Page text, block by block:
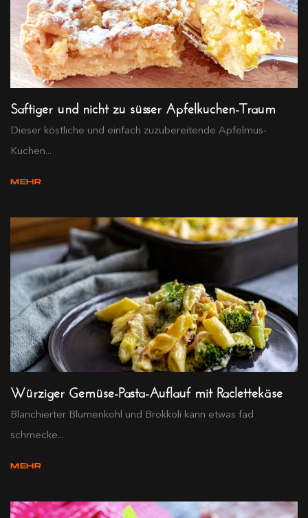
Saftiger und nicht zu süsser Apfelkuchen-Traum
Dieser köstliche und einfach zuzubereitende Apfelmus-
Kuchen...
MEHR
Würziger Gemüse-Pasta-Auflauf mit Raclettekäse
Blanchierter Blumenkohl und Brokkoli kann etwas fad
schmecke...
MEHR